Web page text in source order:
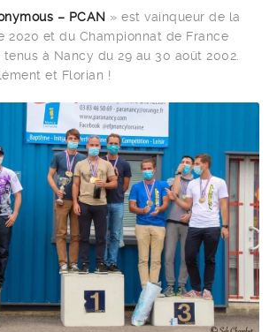
– PCAN » est vainqueur de la
2020 et du Championnat de France
à Nancy du 29 au 30 août 2002.
et Florian !